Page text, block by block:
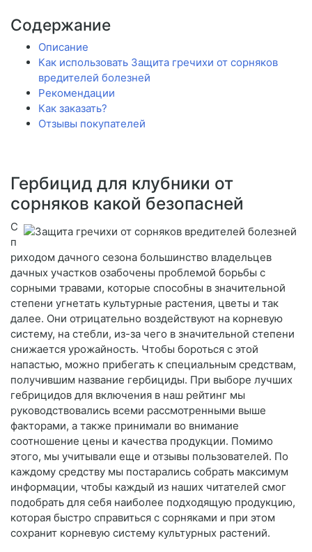
Содержание
Описание
Как использовать Защита гречихи от сорняков
вредителей болезней
Рекомендации
Как заказать?
Отзывы покупателей
Гербицид для клубники от
сорняков какой безопасней
С
п
риходом дачного сезона большинство владельцев
дачных участков озабочены проблемой борьбы с
сорными травами, которые способны в значительной
степени угнетать культурные растения, цветы и так
далее. Они отрицательно воздействуют на корневую
систему, на стебли, из-за чего в значительной степени
снижается урожайность. Чтобы бороться с этой
напастью, можно прибегать к специальным средствам,
получившим название гербициды. При выборе лучших
гебрицидов для включения в наш рейтинг мы
руководствовались всеми рассмотренными выше
факторами, а также принимали во внимание
соотношение цены и качества продукции. Помимо
этого, мы учитывали еще и отзывы пользователей. По
каждому средству мы постарались собрать максимум
информации, чтобы каждый из наших читателей смог
подобрать для себя наиболее подходящую продукцию,
которая быстро справиться с сорняками и при этом
сохранит корневую систему культурных растений.